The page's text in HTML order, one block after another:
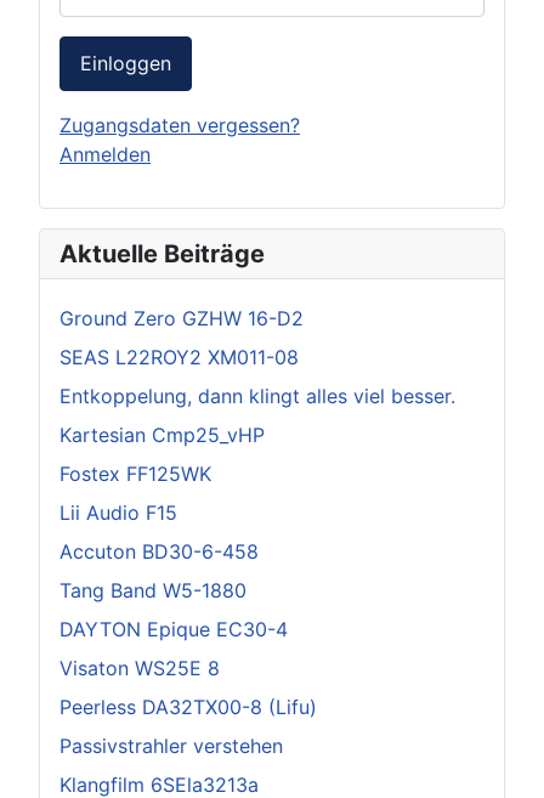
Einloggen
Zugangsdaten vergessen?
Anmelden
Aktuelle Beiträge
Ground Zero GZHW 16-D2
SEAS L22ROY2 XM011-08
Entkoppelung, dann klingt alles viel besser.
Kartesian Cmp25_vHP
Fostex FF125WK
Lii Audio F15
Accuton BD30-6-458
Tang Band W5-1880
DAYTON Epique EC30-4
Visaton WS25E 8
Peerless DA32TX00-8 (Lifu)
Passivstrahler verstehen
Klangfilm 6SEla3213a